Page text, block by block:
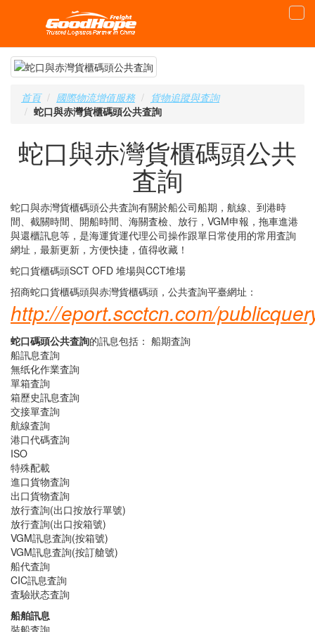
首頁 國際物流增值服務
貨物追蹤與査詢
蛇口與赤灣貨櫃碼頭公共査詢
蛇口與赤灣貨櫃碼頭公共
査詢
蛇口與赤灣貨櫃碼頭公共査詢有關於船公司船期，航線、到港時
間、截關時間、開船時間、海關査檢、放行，VGM申報，拖車進港
與還櫃訊息等，是海運貨運代理公司操作跟單日常使用的常用査詢
網址，最新更新，方便快捷，值得收藏！
蛇口貨櫃碼頭SCT OFD 堆場與CCT堆場
招商蛇口貨櫃碼頭與赤灣貨櫃碼頭，公共査詢平臺網址：
http://eport.scctcn.com/
蛇口碼頭公共査詢的訊息包括： 船期査詢
船訊息査詢
無纸化作業査詢
單箱査詢
箱歷史訊息査詢
交接單査詢
航線査詢
港口代碼査詢
ISO
特殊配載
進口貨物査詢
出口貨物査詢
放行査詢(出口按放行單號)
放行査詢(出口按箱號)
VGM訊息査詢(按箱號)
VGM訊息査詢(按訂艙號)
船代査詢
CIC訊息査詢
査驗狀态査詢
船舶訊息
裝船査詢